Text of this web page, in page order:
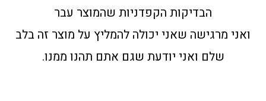
הבדיקות הקפדניות שהמוצר עבר
ואני מרגישה שאני יכולה להמליץ על מוצר זה בלב
שלם ואני יודעת שגם אתם תהנו ממנו.